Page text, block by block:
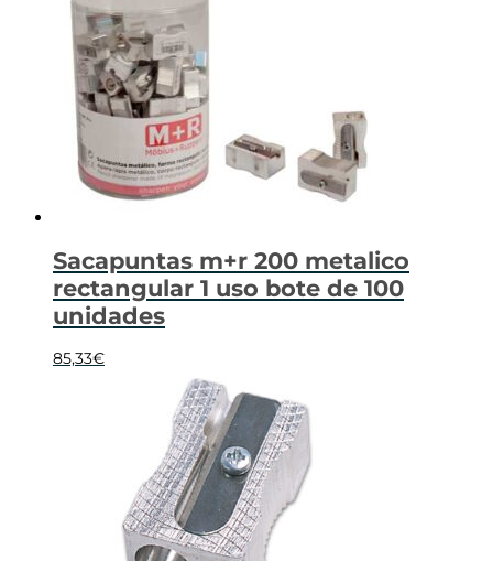
Sacapuntas m+r 200 metalico
rectangular 1 uso bote de 100
unidades
85,33€